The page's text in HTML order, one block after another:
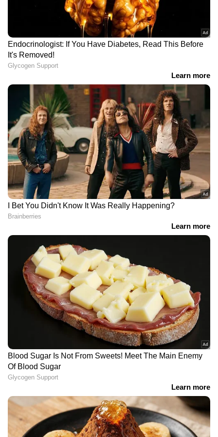
നീക്കങ്ങൾക്കൊപ്പം നിന്നാൽ തിരിച്ചടി
ഉണ്ടാകുമെന്നാണ് യുഡിഎഫ് കണക്ക് കൂട്ടൽ
DOWNLOAD APP
കേരളത്തിലെ എല്ലാ വാർത്തകൾ
Kerala
News അറിയാൻ എപ്പോഴും ഏഷ്യാനെറ്റ്
ന്യൂസ് വാർത്തകൾ.Malayalam News
തത്സമയ അപ്‌ഡേറ്റുകളും ആഴത്തിലുള്ള
വിശകലനവും സമഗ്രമായ റിപ്പോർട്ടിംഗും —
എല്ലാം ഒരൊറ്റ സ്ഥലത്ത്. ഏത് സമയത്തും,
എവിടെയും വിശ്വസനീയമായ വാർത്തകൾ
ലഭിക്കാൻAsianet News Malayalam
RECOMMENDED STORIES